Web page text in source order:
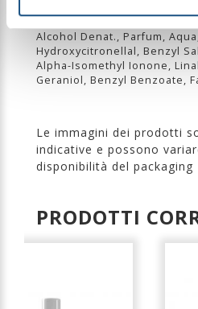
Alcohol Denat., Parfum,
Hydroxycitronellal, Benzyl
Alpha-Isomethyl Ionone,
Geraniol, Benzyl Benzoate,
Le immagini dei prodotti
indicative e possono
disponibilità del packaging
PRODOTTI